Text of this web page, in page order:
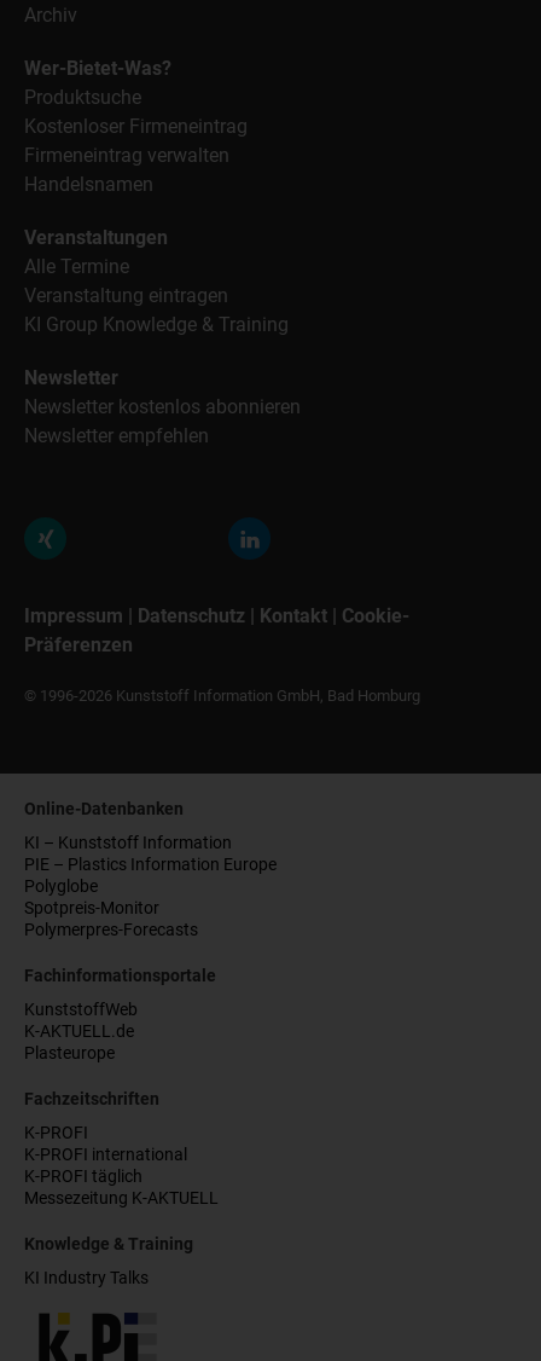
Archiv
Wer-Bietet-Was?
Produktsuche
Kostenloser Firmeneintrag
Firmeneintrag verwalten
Handelsnamen
Veranstaltungen
Alle Termine
Veranstaltung eintragen
KI Group Knowledge & Training
Newsletter
Newsletter kostenlos abonnieren
Newsletter empfehlen
Impressum | Datenschutz | Kontakt | Cookie-
Präferenzen
© 1996-2026 Kunststoff Information GmbH, Bad Homburg
Online-Datenbanken
KI – Kunststoff Information
PIE – Plastics Information Europe
Polyglobe
Spotpreis-Monitor
Polymerpres-Forecasts
Fachinformationsportale
KunststoffWeb
K-AKTUELL.de
Plasteurope
Fachzeitschriften
K-PROFI
K-PROFI international
K-PROFI täglich
Messezeitung K-AKTUELL
Knowledge & Training
KI Industry Talks